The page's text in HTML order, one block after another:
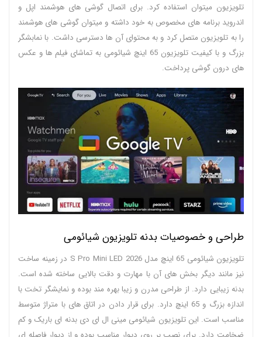
تلویزیون میتوان استفاده کرد. برای اتصال گوشی های هوشمند اپل و
اندروید برنامه های مخصوص به خود داشته و میتوان گوشی های هوشمند
را به تلویزیون متصل کرد و به محتوای آن ها دسترسی داشت. با نمابشگر
بزرگ و با کیفیت تلویزیون 65 اینچ شیائومی به تماشای فیلم ها و عکس
های درون گوشی پرداخت.
طراحی و خصوصیات بدنه تلویزیون شیائومی
تلویزیون شیائومی 65 اینچ مدل S Pro Mini LED 2026 در زمینه ساخت
نیز مانند دیگر بخش های آن با مهارت و دقت بالایی ساخته شده است.
بدنه زیبایی دارد. از طراحی مدرن و زیبا بهره مند بوده و نمایشگر تخت با
اندازه بزرگ و 65 اینچ دارد. برای قرار دادن در اتاق های با متراژ متوسط
مناسب است. این تلویزیون شیائومی مینی ال ای دی بدنه ای باریک و کم